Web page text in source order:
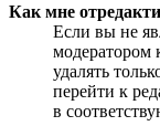
Как мне
Если вы не
модератором
удалять
перейти к
в